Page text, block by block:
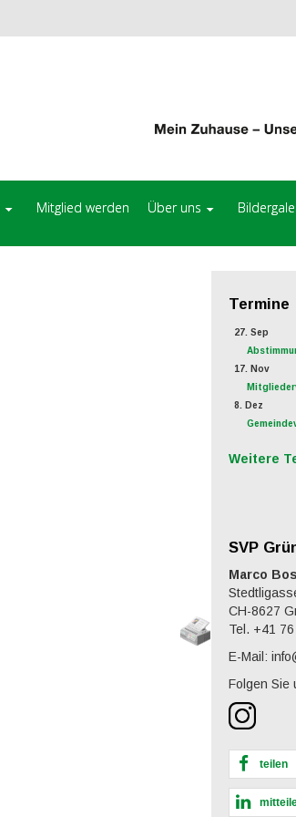
Mitglied werden Über uns
Termine
27. Sep
17. Nov
8. Dez
Weitere
SVP
Marco
CH-8627
Tel. +41
E-Mail:
Folgen Sie
teilen